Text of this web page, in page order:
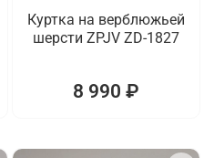
Куртка на верблюжьей
шерсти ZPJV ZD-1827
8 990 ₽